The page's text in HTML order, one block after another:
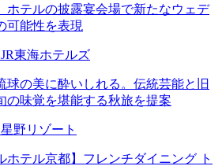
テルの披露宴会場で新たなウェデ
可能性を表現
東海ホテルズ
球の美に酔いしれる。伝統芸能と旧
の味覚を堪能する秋旅を提案
野リゾート
ホテル京都】フレンチダイニング ト